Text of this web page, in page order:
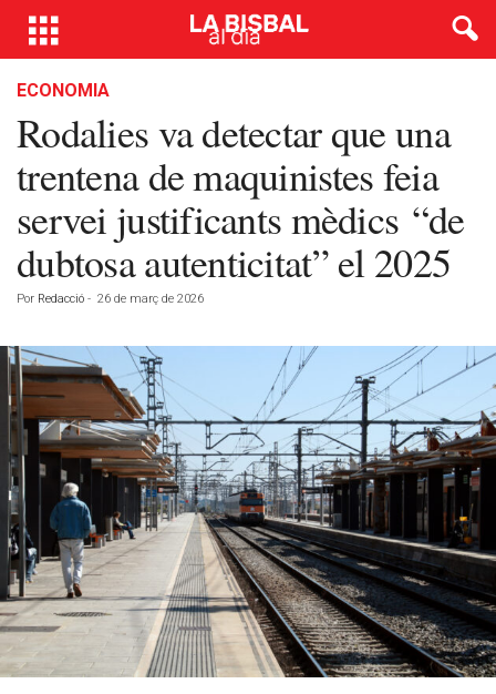
ECONOMIA
Rodalies va detectar que una
trentena de maquinistes feia
servei justificants mèdics “de
dubtosa autenticitat” el 2025
Por Redacció - 26 de març de 2026